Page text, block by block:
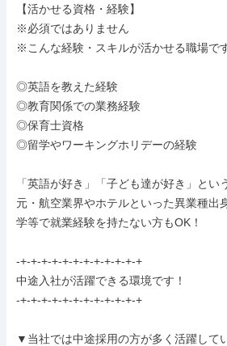
【活かせる資格・経験】
※必須ではありません
※こんな経験・スキルが活かせる職場で
◎英語を教えた経験
◎教育関係での業務経験
◎保育士資格
◎留学やワーキングホリデーの経験
「英語が好き」「子ども達が好き」とい
元・航空業界やホテルといった異業種出
学等で就業経験を持たない方もOK！
-+-+-+-+-+-+-+-+-+-+-+-+
中途入社が活躍できる環境です！
-+-+-+-+-+-+-+-+-+-+-+-+
▼当社では中途採用の方が多く活躍して